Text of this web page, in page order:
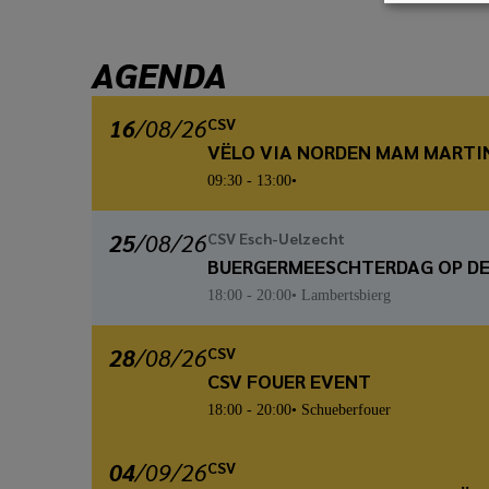
AGENDA
16/08/26CSV
VËLO VIA NORDEN MAM
09:30 - 13:00
25/08/26CSV Esch-Uelzecht
BUERGERMEESCHTERDAG OP
18:00 - 20:00 Lambertsbierg
28/08/26CSV
CSV FOUER EVENT
18:00 - 20:00 Schueberfouer
04/09/26CSV